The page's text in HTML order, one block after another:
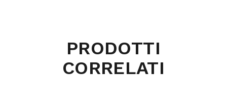
PRODOTTI
CORRELATI